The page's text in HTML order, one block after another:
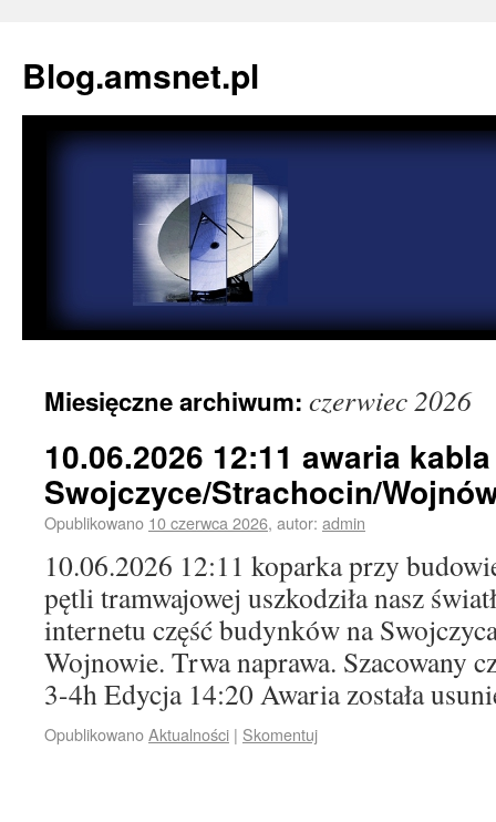
Blog.amsnet.pl
Miesięczne archiwum: czerwiec 2026
10.06.2026 12:11 awaria
Swojczyce/Strachocin/
Opublikowano 10 czerwca 2026, autor: admin
10.06.2026 12:11 koparka przy
pętli tramwajowej uszkodziła nasz
internetu część budynków na
Wojnowie. Trwa naprawa. Szacowany
3-4h Edycja 14:20 Awaria została
OpublikowanoAktualności | Skomentuj